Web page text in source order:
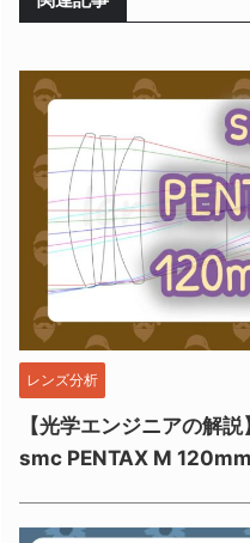
レンズ分析
【光学エンジニアの解
smc PENTAX M